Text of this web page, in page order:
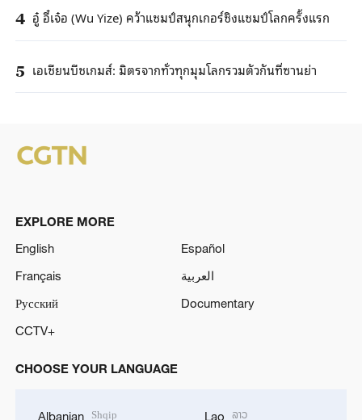
4 อู๋ อี๋เจ๋อ (Wu Yize) คว้าแชมป์สนุกเกอร์ชิงแชมป์โลกครั้งแรก
5 เอเชียนบีชเกมส์: มิตรจากทั่วทุกมุมโลกรวมตัวกันที่ซานย่า
EXPLORE MORE
English
Español
Français
العربية
Русский
Documentary
CCTV+
CHOOSE YOUR LANGUAGE
Albanian Shqip Lao ລາວ